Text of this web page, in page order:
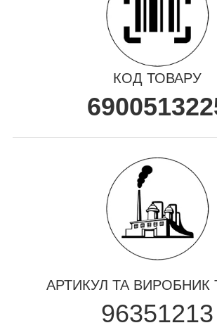
КОД ТОВАРУ
АРТИКУЛ ТА ВИРОБНИК
96351213